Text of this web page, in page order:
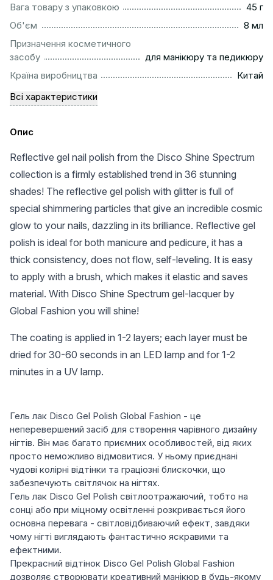
Вага товару з упаковкою
45 г
Об'єм
8 мл
Призначення косметичного
засобу
для манікюру та педикюру
Країна виробництва
Китай
Всі характеристики
Опис
Reflective gel nail polish from the Disco Shine Spectrum
collection is a firmly established trend in 36 stunning
shades! The reflective gel polish with glitter is full of
special shimmering particles that give an incredible cosmic
glow to your nails, dazzling in its brilliance. Reflective gel
polish is ideal for both manicure and pedicure, it has a
thick consistency, does not flow, self-leveling. It is easy
to apply with a brush, which makes it elastic and saves
material. With Disco Shine Spectrum gel-lacquer by
Global Fashion you will shine!
The coating is applied in 1-2 layers; each layer must be
dried for 30-60 seconds in an LED lamp and for 1-2
minutes in a UV lamp.
Гель лак Disco Gel Polish Global Fashion - це
неперевершений засіб для створення чарівного дизайну
нігтів. Він має багато приємних особливостей, від яких
просто неможливо відмовитися. У ньому приєднані
чудові колірні відтінки та граціозні блискочки, що
забезпечують світлячок на нігтях.
Гель лак Disco Gel Polish світлоотражаючий, тобто на
сонці або при міцному освітленні розкривається його
основна перевага - світловідбиваючий ефект, завдяки
чому нігті виглядають фантастично яскравими та
ефектними.
Прекрасний відтінок Disco Gel Polish Global Fashion
дозволяє створювати креативний манікюр в будь-якому